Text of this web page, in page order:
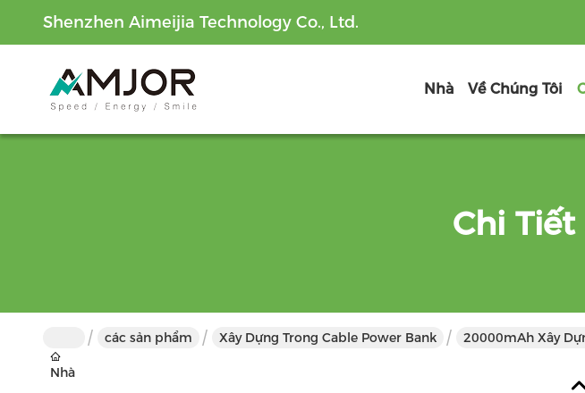
Shenzhen Aimeijia Technology Co., Ltd.
Nhà Về Chúng Tôi
Chi
Nhà
các sản phẩm Xây Dựng Trong Cable Power Bank 20000mAh Xây